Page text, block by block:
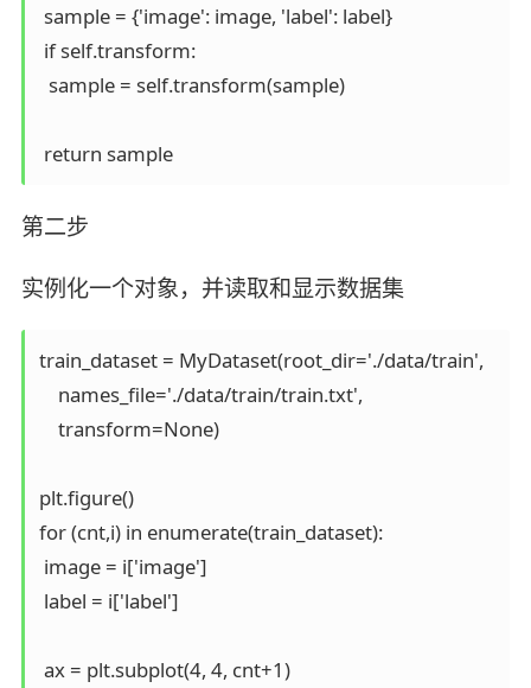
sample = {'image': image, 'label': label}
if self.transform:
  sample = self.transform(sample)
return sample
第二步
实例化一个对象，并读取和显示数据集
train_dataset = MyDataset(root_dir='./data/train',
    names_file='./data/train/train.txt',
    transform=None)
plt.figure()
for (cnt,i) in enumerate(train_dataset):
image = i['image']
label = i['label']
ax = plt.subplot(4, 4, cnt+1)